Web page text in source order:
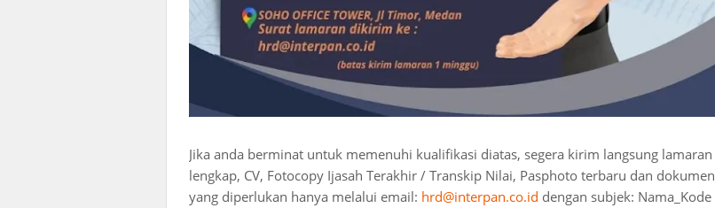
Jika anda berminat untuk memenuhi kualifikasi diatas, segera kirim langsung lamaran
lengkap, CV, Fotocopy Ijasah Terakhir / Transkip Nilai, Pasphoto terbaru dan dokumen
yang diperlukan hanya melalui email: hrd@interpan.co.id dengan subjek: Nama_Kode